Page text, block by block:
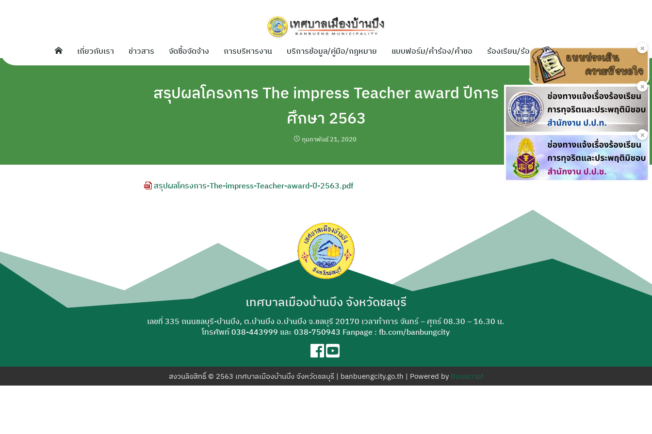
เกี่ยวกับเรา ข่าวสาร จัดซื้อจัดจ้าง การบริหารงาน บริการข้อมูล/คู่มือ/กฎหมาย แบบฟอร์ม/คำร้อง/คำขอ ร้องเรียน/ร้องทุกข์ ติดต่อเรา
สรุปผลโครงการ The impress Teacher award ปีการ
ศึกษา 2563
กุมภาพันธ์ 21, 2020
สรุปผลโครงการ-The-impress-Teacher-award-ปี-2563.pdf
เทศบาลเมืองบ้านบึง จังหวัดชลบุรี
เลขที่ 335 ถนนชลบุรี-บ้านบึง, ต.บ้านบึง อ.บ้านบึง จ.ชลบุรี 20170 เวลาทำการ จันทร์ – ศุกร์ 08.30 – 16.30 น.
โทรศัพท์038-443999 และ038-750943 Fanpage : fb.com/banbungcity
สงวนลิขสิทธิ์ © 2563 เทศบาลเมืองบ้านบึง จังหวัดชลบุรี | banbuengcity.go.th | Powered by Buuscript
×
×
×